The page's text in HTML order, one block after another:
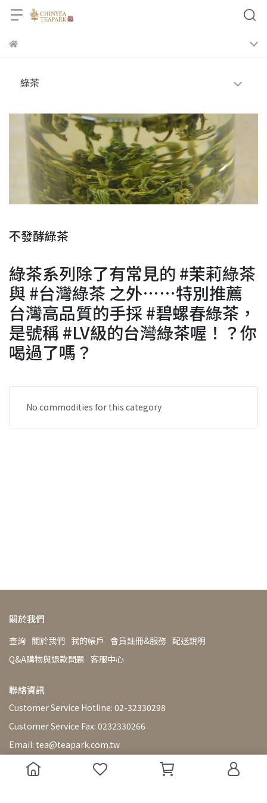
綠茶
不發酵綠茶
綠茶系列除了有常見的 #茉莉綠茶
與 #台灣綠茶 之外……特別推薦
台灣高品質的手採 #碧螺春綠茶，
是號稱 #LV級的台灣綠茶喔！？你
喝過了嗎？
No commodities for this category
關於我們
查詢 關於我們 我的帳戶 會員註冊&服務 配送說明
Q&A購物與退款問題 客服中心
聯絡資訊
Customer Service Hotline: 02-32330298
Customer Service Fax: 0232330266
Email: tea@teapark.com.tw